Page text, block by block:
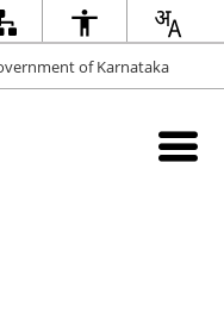
of Karnataka